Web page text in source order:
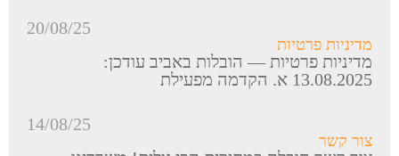
20/08/25
מדיניות פרטיות
מדיניות פרטיות — הובלות באביב עודכן:
13.08.2025 א. הקדמה מפעילת
14/08/25
צור קשר